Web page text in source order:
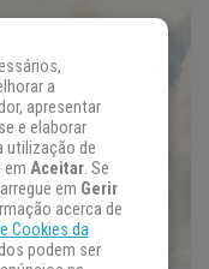
a
apresentar
e elaborar
utilização de
Aceitar. Se
em Gerir
acerca de
Cookies da
podem ser